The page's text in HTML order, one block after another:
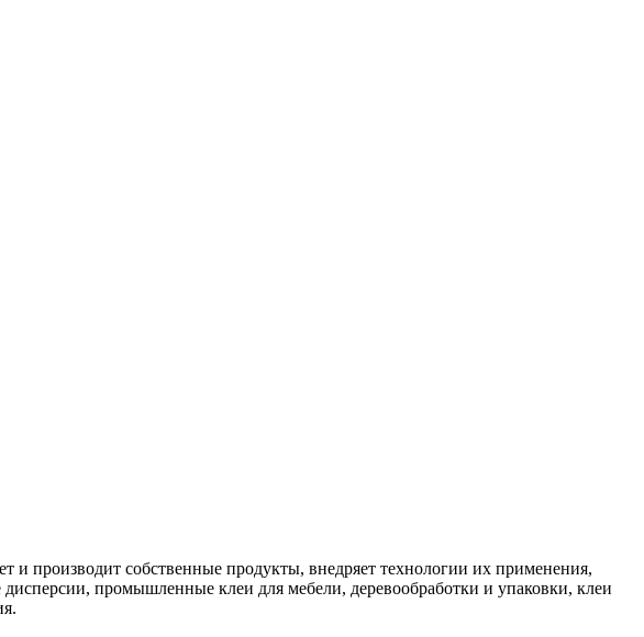
и производит собственные продукты, внедряет технологии их применения,
промышленные клеи для мебели, деревообработки и упаковки, клеи